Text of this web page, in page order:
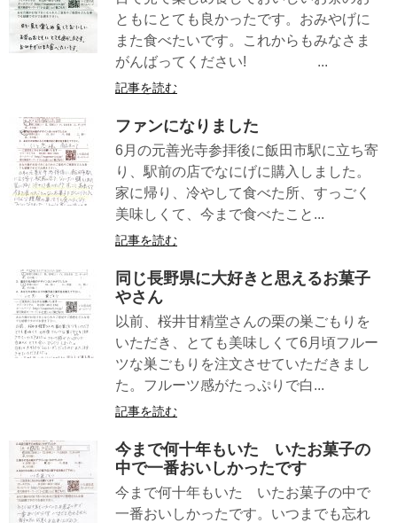
ともにとても良かったです。おみやげに
また食べたいです。これからもみなさま
がんばってください! ...
記事を読む
ファンになりました
6月の元善光寺参拝後に飯田市駅に立ち寄
り、駅前の店でなにげに購入しました。
家に帰り、冷やして食べた所、すっごく
美味しくて、今まで食べたこと...
記事を読む
同じ長野県に大好きと思えるお菓子
やさん
以前、桜井甘精堂さんの栗の巣ごもりを
いただき、とても美味しくて6月頃フルー
ツな巣ごもりを注文させていただきまし
た。フルーツ感がたっぷりで白...
記事を読む
今まで何十年もいたゞいたお菓子の
中で一番おいしかったです
今まで何十年もいたゞいたお菓子の中で
一番おいしかったです。いつまでも忘れ